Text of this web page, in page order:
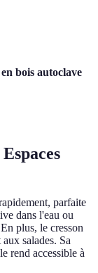
bois autoclave
parfaite
dans l'eau ou
plus, le cresson
salades. Sa
rend accessible à